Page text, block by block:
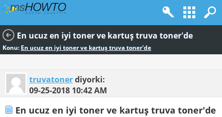
En ucuz en iyi toner ve kartuş truva toner'de
Konu: En ucuz en iyi toner ve kartuş truva toner'de
truvatonerdiyorki:
09-25-2018 10:42 AM
En ucuz en iyi toner ve kartuş truva toner'de